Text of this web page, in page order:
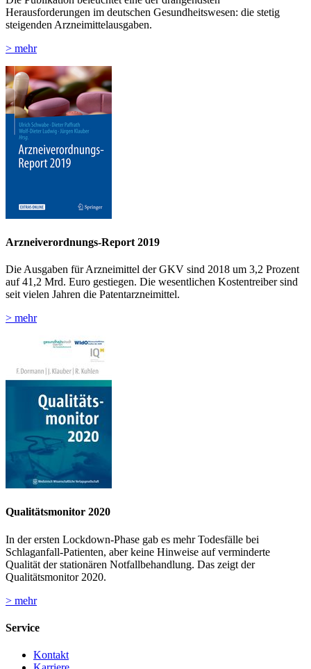
Herausforderungen im deutschen Gesundheitswesen: die stetig
steigenden Arzneimittelausgaben.
> mehr
Arzneiverordnungs-Report 2019
Die Ausgaben für Arzneimittel der GKV sind 2018 um 3,2 Prozent
auf 41,2 Mrd. Euro gestiegen. Die wesentlichen Kostentreiber sind
seit vielen Jahren die Patentarzneimittel.
> mehr
Qualitätsmonitor 2020
In der ersten Lockdown-Phase gab es mehr Todesfälle bei
Schlaganfall-Patienten, aber keine Hinweise auf verminderte
Qualität der stationären Notfallbehandlung. Das zeigt der
Qualitätsmonitor 2020.
> mehr
Service
Kontakt